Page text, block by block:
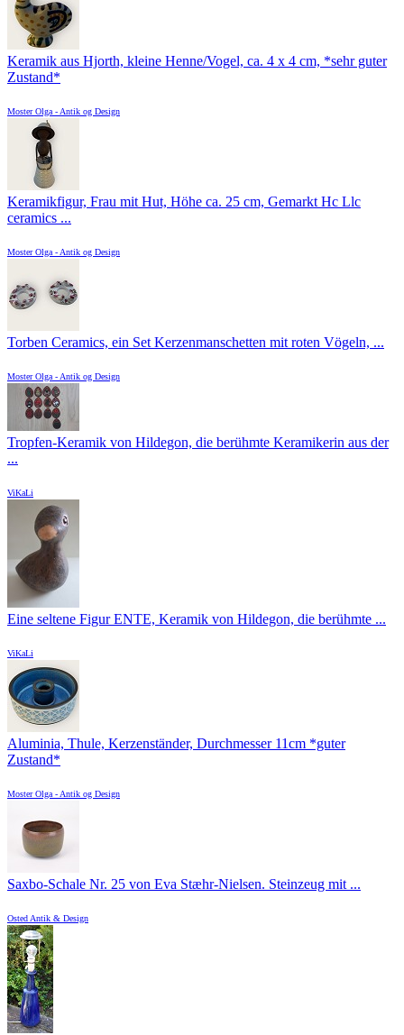
Keramik aus Hjorth, kleine Henne/Vogel, ca. 4 x 4 cm, *sehr guter
Zustand*
Moster Olga - Antik og Design
Keramikfigur, Frau mit Hut, Höhe ca. 25 cm, Gemarkt Hc Llc
ceramics ...
Moster Olga - Antik og Design
Torben Ceramics, ein Set Kerzenmanschetten mit roten Vögeln, ...
Moster Olga - Antik og Design
Tropfen-Keramik von Hildegon, die berühmte Keramikerin aus der
...
ViKaLi
Eine seltene Figur ENTE, Keramik von Hildegon, die berühmte ...
ViKaLi
Aluminia, Thule, Kerzenständer, Durchmesser 11cm *guter
Zustand*
Moster Olga - Antik og Design
Saxbo-Schale Nr. 25 von Eva Stæhr-Nielsen. Steinzeug mit ...
Osted Antik & Design